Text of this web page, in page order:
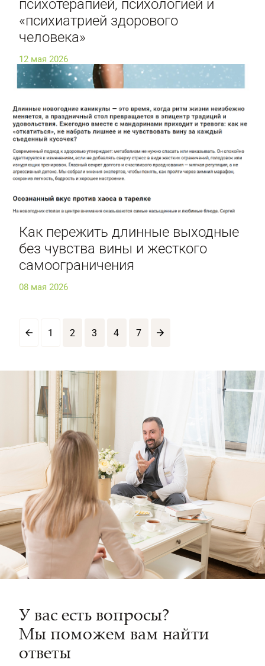
психотерапией, психологией и
«психиатрией здорового
человека»
12 мая 2026
Как пережить длинные выходные
без чувства вины и жесткого
самоограничения
08 мая 2026
1 2 3 4 7
У вас есть вопросы?
Мы поможем вам найти
ответы